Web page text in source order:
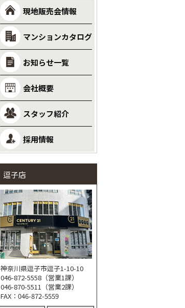
現地販売会情報
マンションカタログ
お知らせ一覧
会社概要
スタッフ紹介
採用情報
逗子店
神奈川県逗子市逗子1-10-10
046-872-5558（営業1課）
046-870-5511（営業2課）
FAX：046-872-5559